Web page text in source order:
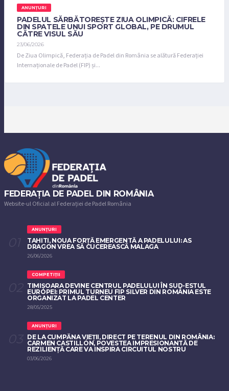
ANUNȚURI
PADELUL SĂRBĂTOREȘTE ZIUA OLIMPICĂ: CIFRELE
DIN SPATELE UNUI SPORT GLOBAL, PE DRUMUL
CĂTRE VISUL SĂU
23/06/2026
De Ziua Olimpică, Federația de Padel din România se alătură Federației
Internaționale de Padel (FIP) și...
FEDERAȚIA DE PADEL DIN ROMÂNIA
Website-ul Oficial al Federației de Padel România
ANUNȚURI
TAHITI, NOUA FORȚĂ EMERGENTĂ A PADELULUI: AS
DRAGON VREA SĂ CUCEREASCĂ MALAGA
26/06/2026
COMPETIȚII
TIMIȘOARA DEVINE CENTRUL PADELULUI ÎN SUD-ESTUL
EUROPEI: PRIMUL TURNEU FIP SILVER DIN ROMÂNIA ESTE
ORGANIZAT LA PADEL CENTER
28/05/2025
ANUNȚURI
DE LA CUMPĂNA VIEȚII, DIRECT PE TERENUL DIN ROMÂNIA:
CARMEN CASTILLÓN, POVESTEA IMPRESIONANTĂ DE
REZILIENȚĂ CARE VA INSPIRA CIRCUITUL NOSTRU
03/06/2026